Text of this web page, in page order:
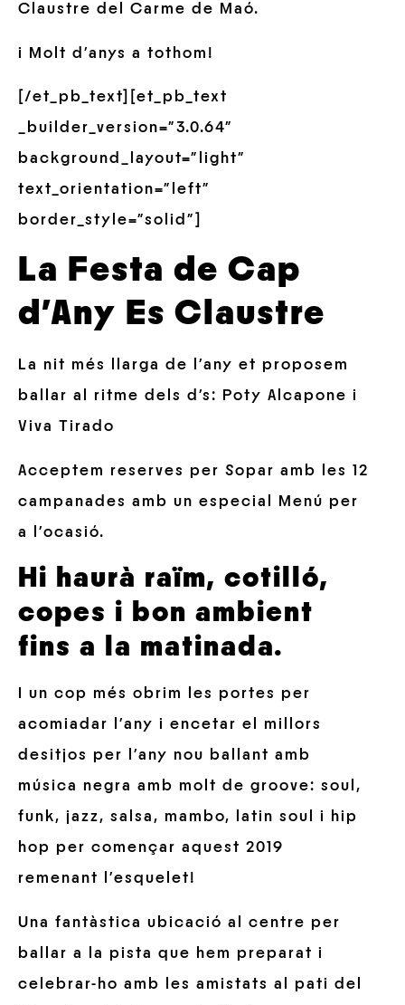
Claustre del Carme de Maó.
i Molt d’anys a tothom!
[/et_pb_text][et_pb_text
_builder_version=”3.0.64″
background_layout=”light”
text_orientation=”left”
border_style=”solid”]
La Festa de Cap
d’Any Es Claustre
La nit més llarga de l’any et proposem
ballar al ritme dels d’s: Poty Alcapone i
Viva Tirado
Acceptem reserves per Sopar amb les 12
campanades amb un especial Menú per
a l’ocasió.
Hi haurà raïm, cotilló,
copes i bon ambient
fins a la matinada.
I un cop més obrim les portes per
acomiadar l’any i encetar el millors
desitjos per l’any nou ballant amb
música negra amb molt de groove: soul,
funk, jazz, salsa, mambo, latin soul i hip
hop per començar aquest 2019
remenant l’esquelet!
Una fantàstica ubicació al centre per
ballar a la pista que hem preparat i
celebrar-ho amb les amistats al pati del